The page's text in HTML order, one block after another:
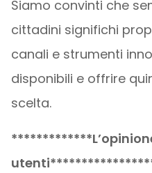
Siamo convinti che
cittadini significhi
canali e strumenti
disponibili e offrire
scelta.